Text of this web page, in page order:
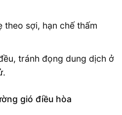
theo sợi, hạn chế thấm
tránh đọng dung dịch ở
gió điều hòa